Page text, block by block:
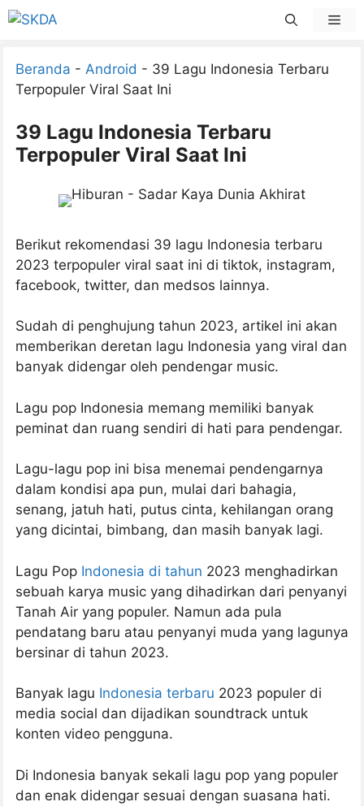
Skip
Beranda - Android - 39 Lagu Indonesia Terbaru
Terpopuler Viral Saat Ini
39 Lagu Indonesia Terbaru
Terpopuler Viral Saat Ini
Berikut rekomendasi 39 lagu Indonesia terbaru
2023 terpopuler viral saat ini di tiktok, instagram,
facebook, twitter, dan medsos lainnya.
Sudah di penghujung tahun 2023, artikel ini akan
memberikan deretan lagu Indonesia yang viral dan
banyak didengar oleh pendengar music.
Lagu pop Indonesia memang memiliki banyak
peminat dan ruang sendiri di hati para pendengar.
Lagu-lagu pop ini bisa menemai pendengarnya
dalam kondisi apa pun, mulai dari bahagia,
senang, jatuh hati, putus cinta, kehilangan orang
yang dicintai, bimbang, dan masih banyak lagi.
Lagu Pop Indonesia di tahun 2023 menghadirkan
sebuah karya music yang dihadirkan dari penyanyi
Tanah Air yang populer. Namun ada pula
pendatang baru atau penyanyi muda yang lagunya
bersinar di tahun 2023.
Banyak lagu Indonesia terbaru 2023 populer di
media social dan dijadikan soundtrack untuk
konten video pengguna.
Di Indonesia banyak sekali lagu pop yang populer
dan enak didengar sesuai dengan suasana hati.